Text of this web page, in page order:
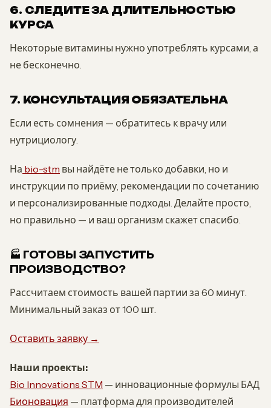
6. СЛЕДИТЕ ЗА ДЛИТЕЛЬНОСТЬЮ
КУРСА
Некоторые витамины нужно употреблять курсами, а
не бесконечно.
7. КОНСУЛЬТАЦИЯ ОБЯЗАТЕЛЬНА
Если есть сомнения — обратитесь к врачу или
нутрициологу.
На bio-stm вы найдёте не только добавки, но и
инструкции по приёму, рекомендации по сочетанию
и персонализированные подходы. Делайте просто,
но правильно — и ваш организм скажет спасибо.
🏭 ГОТОВЫ ЗАПУСТИТЬ
ПРОИЗВОДСТВО?
Рассчитаем стоимость вашей партии за 60 минут.
Минимальный заказ от 100 шт.
Оставить заявку →
Наши проекты:
Bio Innovations STM — инновационные формулы БАД
Бионовация — платформа для производителей